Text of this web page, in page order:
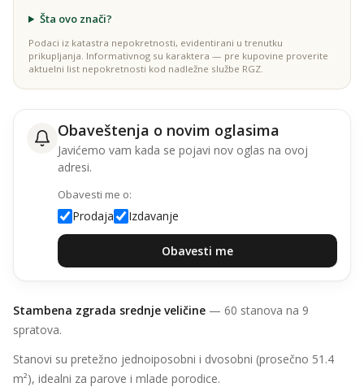
Šta ovo znači?
Podaci iz katastra nepokretnosti, evidentirani u trenutku
prikupljanja. Informativnog su karaktera — pre kupovine proverite
aktuelni list nepokretnosti kod nadležne službe RGZ.
Obaveštenja o novim oglasima
Javićemo vam kada se pojavi nov oglas na ovoj
adresi.
Obavesti me o:
Prodaja Izdavanje
Obavesti me
Stambena zgrada srednje veličine — 60 stanova na 9
spratova.
Stanovi su pretežno jednoiposobni i dvosobni (prosečno 51.4
m²), idealni za parove i mlade porodice.